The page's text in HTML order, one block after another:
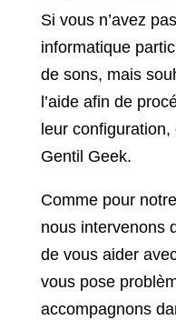
Si vous n’avez
informatique
de sons, mais
l’aide afin de
leur
Gentil Geek.
Comme pour
nous intervenons
de vous aider
vous pose
accompagnons